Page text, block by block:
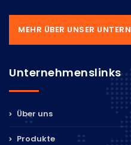
MEHR ÜBER UNSER
Unternehmenslinks
Über uns
Produkte